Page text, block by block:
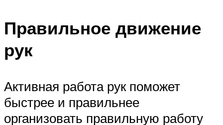
Правильное движение
рук
Активная работа рук поможет
быстрее и правильнее
организовать правильную работу